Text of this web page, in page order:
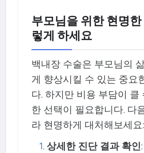
부모님을 위한 현명한
렇게 하세요
백내장 수술은 부모님의
게 향상시킬 수 있는 중요
다. 하지만 비용 부담이 클
한 선택이 필요합니다. 다
라 현명하게 대처해보세요:
상세한 진단 결과 확인